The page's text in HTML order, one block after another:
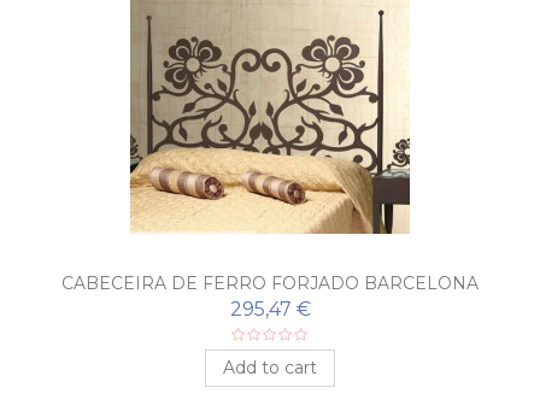
CABECEIRA DE FERRO FORJADO BARCELONA
295,47 €
Add to cart